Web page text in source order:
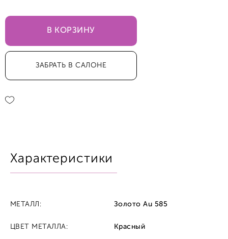
65,0
В КОРЗИНУ
ЗАБРАТЬ В САЛОНЕ
Характеристики
МЕТАЛЛ: Золото Au 585
ЦВЕТ МЕТАЛЛА: Красный